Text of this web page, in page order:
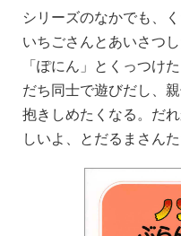
シリーズのなかでも、
いちごさんとあいさつ
「ぽにん」とくっつけ
だち同士で遊びだし、
抱きしめたくなる。だ
しいよ、とだるまさん